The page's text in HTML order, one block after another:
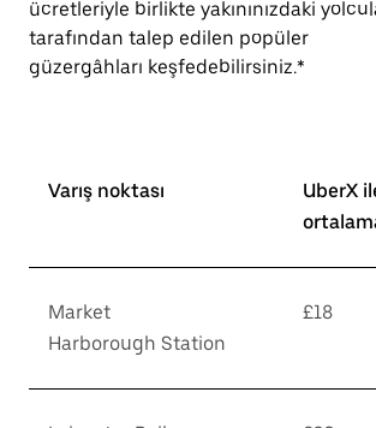
ücretleriyle birlikte yakınınızdaki
tarafından talep edilen popüler
güzergâhları keşfedebilirsiniz.*
Varış noktası
UberX
Market
Harborough Station
£18